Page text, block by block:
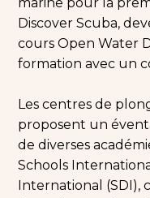
Discover Scuba,
cours Open Water
formation avec un
Les centres de
proposent un
de diverses
Schools
International (SDI),